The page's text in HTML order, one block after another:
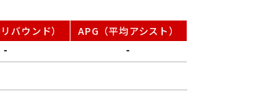
バウンド） APG（平均アシスト）
- -